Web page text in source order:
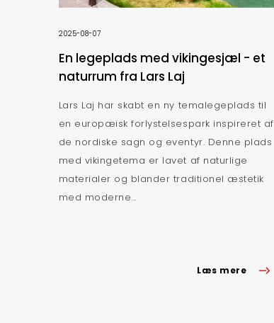
2025-08-07
En legeplads med vikingesjæl - et
naturrum fra Lars Laj
Lars Laj har skabt en ny temalegeplads til
en europæisk forlystelsespark inspireret af
de nordiske sagn og eventyr. Denne plads
med vikingetema er lavet af naturlige
materialer og blander traditionel æstetik
med moderne...
Læs mere